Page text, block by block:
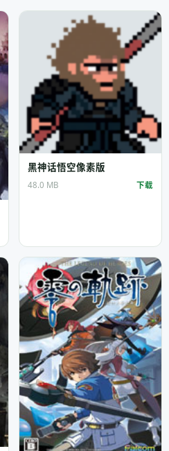
黑神话悟空像素版
48.0 MB 下载